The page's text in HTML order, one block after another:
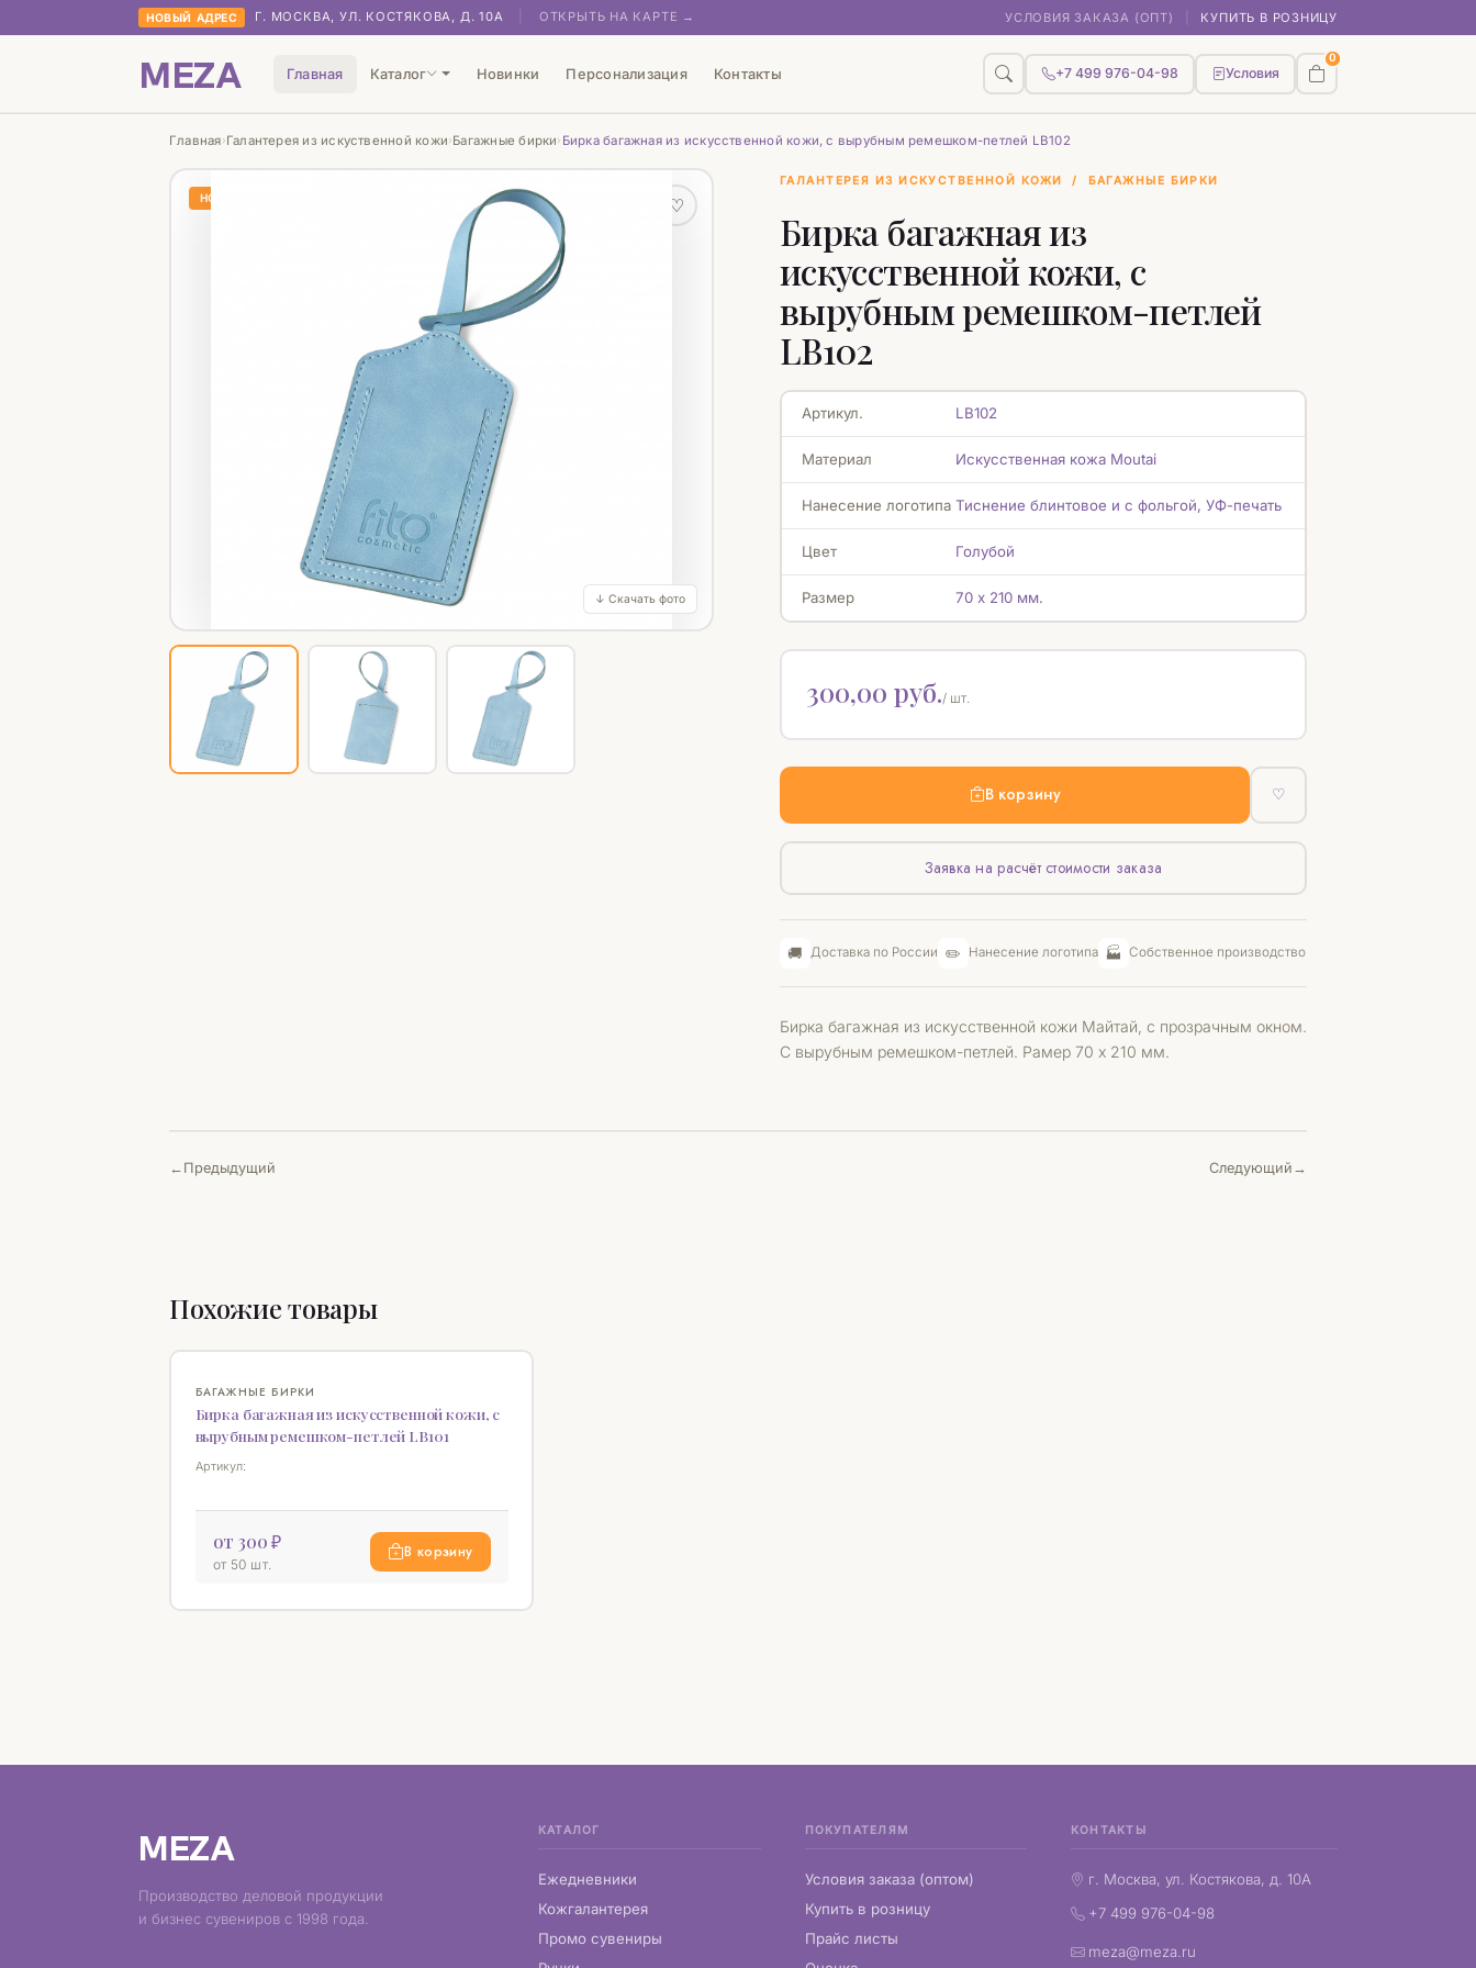
НОВЫЙ АДРЕС Г. МОСКВА, УЛ. КОСТЯКОВА, Д. 10А ОТКРЫТЬ НА КАРТЕ → УСЛОВИЯ ЗАКАЗА (ОПТ) КУПИТЬ В РОЗНИЦУ
MEZA Главная Каталог Новинки Персонализация Контакты +7 499 976-04-98 Условия
0
Главная›Галантерея из искуственной кожи›Багажные бирки› Бирка багажная из искусственной кожи, с вырубным ремешком-петлей LB102
НОВИНКА ♡
↓ Скачать фото
ГАЛАНТЕРЕЯ ИЗ ИСКУСТВЕННОЙ КОЖИ / БАГАЖНЫЕ БИРКИ
Бирка багажная из
искусственной кожи, с
вырубным ремешком-петлей
LB102
Артикул. LB102
Материал Искусственная кожа Moutai
Нанесение логотипа Тиснение блинтовое и с фольгой, УФ-печать
Цвет Голубой
Размер 70 х 210 мм.
300,00 руб./ шт.
В корзину ♡
Заявка на расчёт стоимости заказа
🚚 Доставка по России ✏️ Нанесение логотипа 🏭 Собственное производство
Бирка багажная из искусственной кожи Майтай, с прозрачным окном.
С вырубным ремешком-петлей. Рамер 70 х 210 мм.
Предыдущий Следующий
Похожие товары
БАГАЖНЫЕ БИРКИ
Бирка багажная из искусственной кожи, с
вырубным ремешком-петлей LB101
Артикул:
от 300 ₽
от 50 шт.
В корзину
MEZA
Производство деловой продукции
и бизнес сувениров с 1998 года.
КАТАЛОГ
Ежедневники
Кожгалантерея
Промо сувениры
ПОКУПАТЕЛЯМ
Условия заказа (оптом)
Купить в розницу
Прайс листы
КОНТАКТЫ
г. Москва, ул. Костякова, д. 10А
+7 499 976-04-98
meza@meza.ru